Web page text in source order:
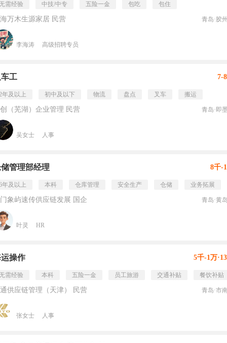
需经验 中技/中专 五险一金 包吃 包住
万木生源家居 民营 青岛·胶
李海涛 高级招聘专员
工 7-
年及以上 初中及以下 物流 盘点 叉车 搬运
（芜湖）企业管理 民营 青岛·即
吴女士 人事
管理部经理 8千-
年及以上 本科 仓库管理 安全生产 仓储 业务拓展
象屿速传供应链发展 国企 青岛·黄
叶灵 HR
操作 5千-1万
需经验 本科 五险一金 员工旅游 交通补贴 餐饮补贴
供应链管理（天津） 民营 青岛·市
张女士 人事